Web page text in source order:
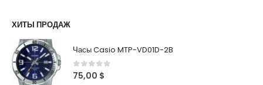
ХИТЫ ПРОДАЖ
Часы Casio MTP-VD01D-2B
0out of 5
75,00 $